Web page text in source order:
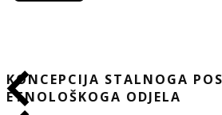
KONCEPCIJA STALNOGA
ETNOLOŠKOGA ODJELA